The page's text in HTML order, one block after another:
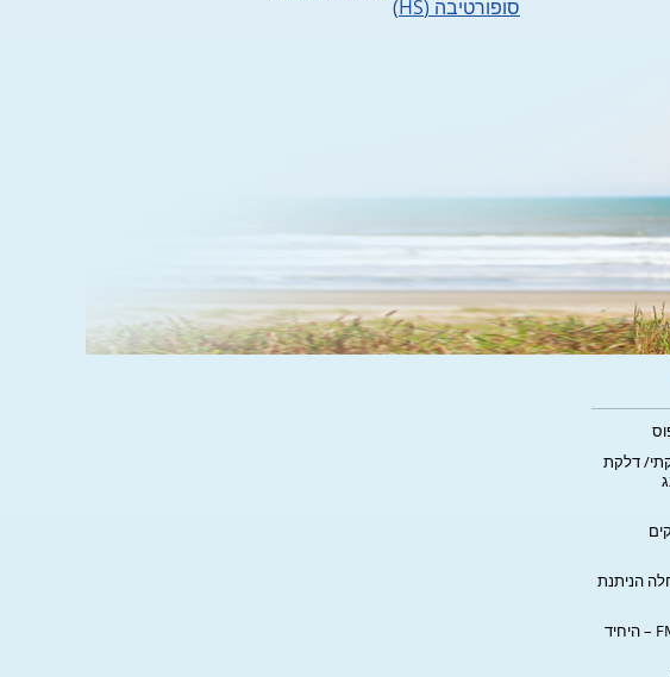
סופורטיבה (HS)
דלקת
הניתנת
ספר קדחת ים תיכונית FMF – היחיד